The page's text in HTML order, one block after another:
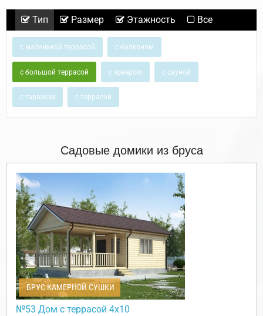
Тип Размер Этажность Все
с маленькой террасой с балконом
с большой террасой с эркером с сауной
с гаражом с террасой
Садовые домики из бруса
БРУС КАМЕРНОЙ СУШКИ
№53 Дом с террасой 4х10